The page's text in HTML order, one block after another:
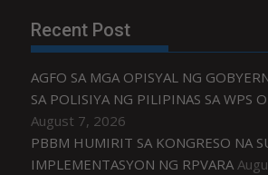
Recent Post
AGFO SA MGA OPISYAL NG
SA POLISIYA NG PILIPINAS SA WPS
August 7, 2026
PBBM HUMIRIT SA KONGRESO NA
IMPLEMENTASYON NG RPVARA